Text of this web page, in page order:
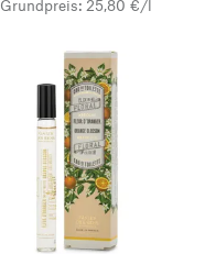
Grundpreis: 25,80 €/l